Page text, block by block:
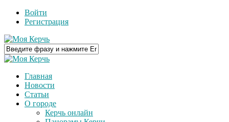
Войти
Регистрация
Главная
Новости
Статьи
О городе
Керчь онлайн